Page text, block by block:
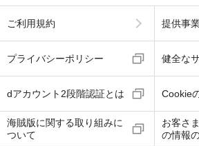
ご利用規約 提供事
プライバシーポリシー 健全な
dアカウント2段階認証とは Cookie
海賊版に関する取り組みに
ついて
お客さ
の情報